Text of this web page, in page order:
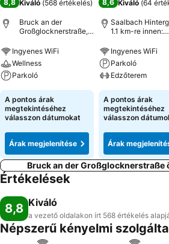
8,8 Kiváló (568 értékelés)
Bruck an der
Großglocknerstraße,
Ingyenes WiFi
Wellness
Parkoló
A pontos árak
megtekintéséhez
válasszon dátumokat
Árak megjelenítése
8,6 Kiváló (64
Saalbach
1.1 km-re innen:
Ingyenes WiFi
Parkoló
Edzőterem
A pontos árak
megtekintéséhez
válasszon
Árak
Bruck an der Großglocknerstraße
Értékelések
8,8 Kiváló
a vezető oldalakon írt 568 értékelés
Népszerű kényelmi